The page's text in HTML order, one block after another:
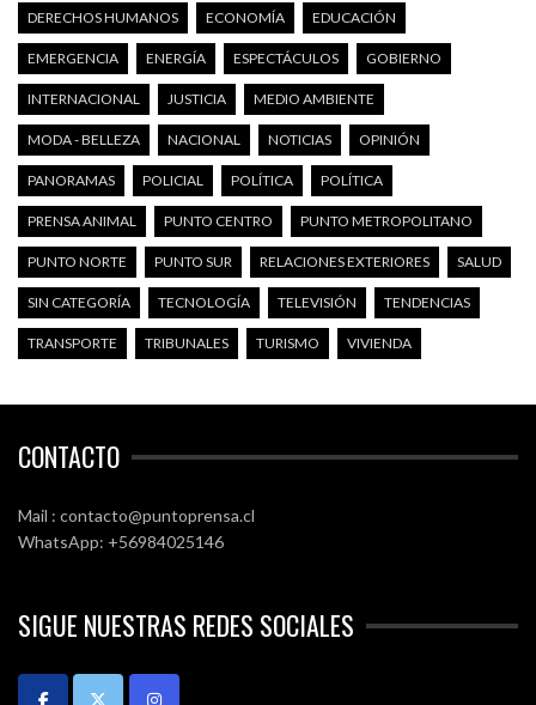
DERECHOS HUMANOS ECONOMÍA EDUCACIÓN
EMERGENCIA ENERGÍA ESPECTÁCULOS GOBIERNO
INTERNACIONAL JUSTICIA MEDIO AMBIENTE
MODA - BELLEZA NACIONAL NOTICIAS OPINIÓN
PANORAMAS POLICIAL POLÍTICA POLÍTICA
PRENSA ANIMAL PUNTO CENTRO PUNTO METROPOLITANO
PUNTO NORTE PUNTO SUR RELACIONES EXTERIORES SALUD
SIN CATEGORÍA TECNOLOGÍA TELEVISIÓN TENDENCIAS
TRANSPORTE TRIBUNALES TURISMO VIVIENDA
CONTACTO
Mail : contacto@puntoprensa.cl
WhatsApp: +56984025146
SIGUE NUESTRAS REDES SOCIALES